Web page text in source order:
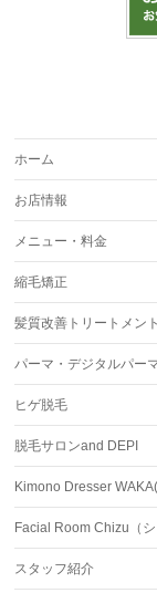
ホーム
お店情報
メニュー・料金
縮毛矯正
髪質改善トリートメン
パーマ・デジタルパー
ヒゲ脱毛
脱毛サロンand DEPI
Kimono Dresser
Facial Room Chizu（
スタッフ紹介